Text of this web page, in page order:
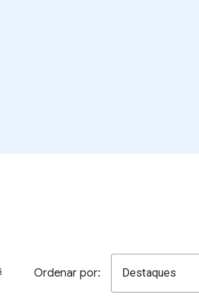
Ordenar por: Destaques